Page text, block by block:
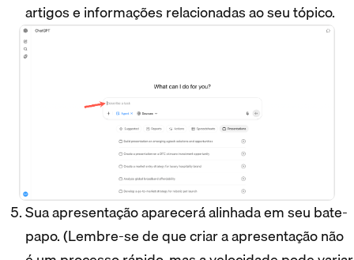
artigos e informações relacionadas ao seu tópico.
Sua apresentação aparecerá alinhada em seu bate-
papo. (Lembre-se de que criar a apresentação não